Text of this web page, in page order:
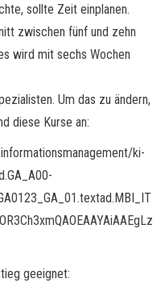
sollte Zeit einplanen.
zwischen fünf und zehn
wird mit sechs Wochen
Um das zu ändern,
diese Kurse an:
ki-
geeignet: